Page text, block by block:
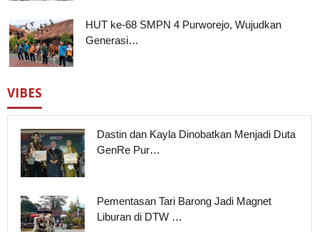
HUT ke-68 SMPN 4 Purworejo, Wujudkan
Generasi…
VIBES
Dastin dan Kayla Dinobatkan Menjadi Duta
GenRe Pur…
Pementasan Tari Barong Jadi Magnet
Liburan di DTW …